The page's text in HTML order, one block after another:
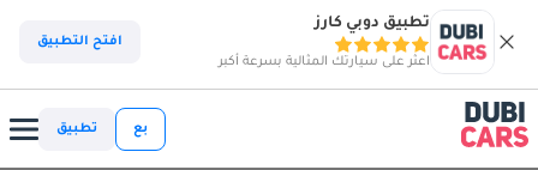
تطبيق دوبي كارز
اعثر على سيارتك المثالية بسرعة أكبر
افتح التطبيق
بع تطبيق